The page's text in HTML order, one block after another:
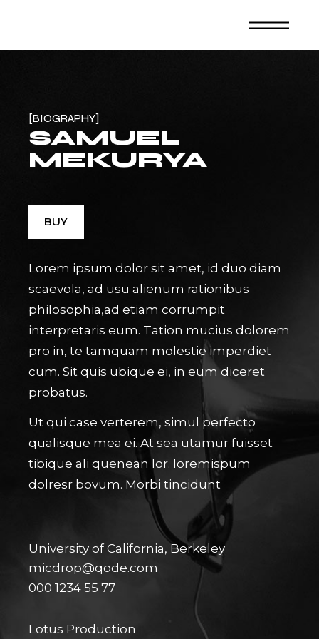
BIOGRAPHY
SAMUEL
MEKURYA
BUY
Lorem ipsum dolor sit amet, id duo diam
scaevola, ad usu alienum rationibus
philosophia,ad etiam corrumpit
interpretaris eum. Tation mucius dolorem
pro in, te tamquam molestie imperdiet
cum. Sit quis ubique ei, in eum diceret
probatus.
Ut qui case verterem, simul perfecto
qualisque mea ei. At sea utamur fuisset
tibique ali quenean lor. loremispum
dolresr bovum. Morbi tincidunt
University of California, Berkeley
micdrop@qode.com
000 1234 55 77
Lotus Production